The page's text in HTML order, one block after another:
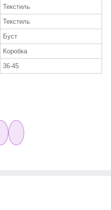
Текстиль
Текстиль
Буст
Коробка
36-45